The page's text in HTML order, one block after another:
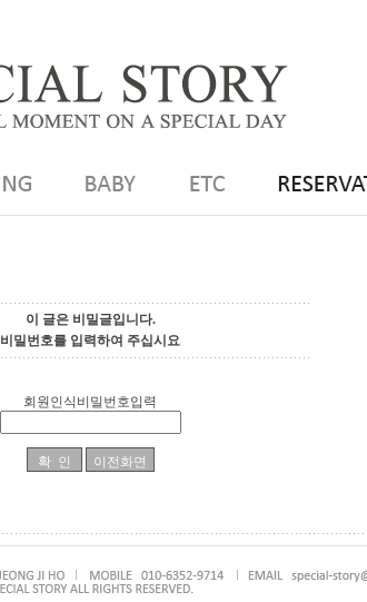
이 글은 비밀글입니다.
비밀번호를 입력하여 주십시요
회원인식비밀번호입력